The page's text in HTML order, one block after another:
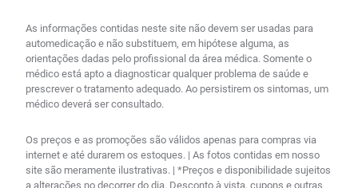
As informações contidas neste site não devem ser usadas para
automedicação e não substituem, em hipótese alguma, as
orientações dadas pelo profissional da área médica. Somente o
médico está apto a diagnosticar qualquer problema de saúde e
prescrever o tratamento adequado. Ao persistirem os sintomas, um
médico deverá ser consultado.
Os preços e as promoções são válidos apenas para compras via
internet e até durarem os estoques. | As fotos contidas em nosso
site são meramente ilustrativas. | *Preços e disponibilidade sujeitos
a alterações no decorrer do dia. Desconto à vista, cupons e outras